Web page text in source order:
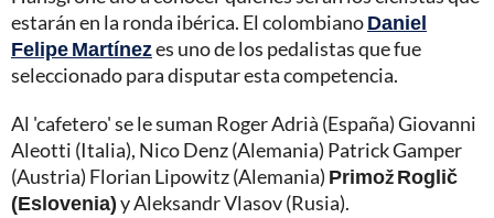
estarán en la ronda ibérica. El colombianoDaniel
Felipe Martínezes uno de los pedalistas que fue
seleccionado para disputar esta competencia.
Al 'cafetero' se le suman Roger Adrià (España) Giovanni
Aleotti (Italia), Nico Denz (Alemania) Patrick Gamper
(Austria) Florian Lipowitz (Alemania) Primož Roglič
(Eslovenia)y Aleksandr Vlasov (Rusia).